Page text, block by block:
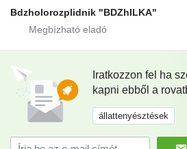
Bdzholorozplidnik "BDZhILKA"
Iratkozzon fel ha
kapni ebből a
állattenyésztések